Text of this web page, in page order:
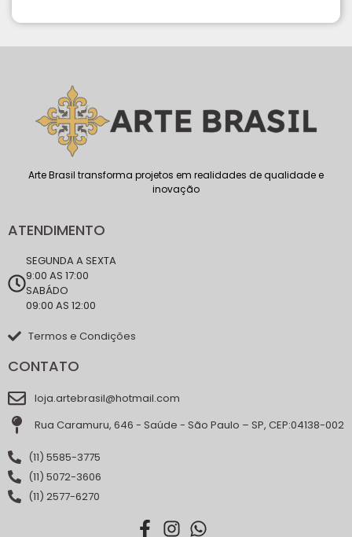
Arte Brasil transforma projetos em realidades de qualidade e
inovação
ATENDIMENTO
SEGUNDA A SEXTA
9:00 AS 17:00
SABÁDO
09:00 AS 12:00
Termos e Condições
CONTATO
loja.artebrasil@hotmail.com
Rua Caramuru, 646 - Saúde - São Paulo – SP, CEP:04138-002
(11) 5585-3775
(11) 5072-3606
(11) 2577-6270